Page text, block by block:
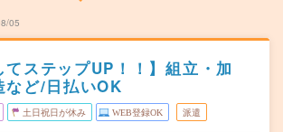
05
てステップUP！！】組立・加
など/日払いOK
土日祝日が休み WEB登録OK 派遣